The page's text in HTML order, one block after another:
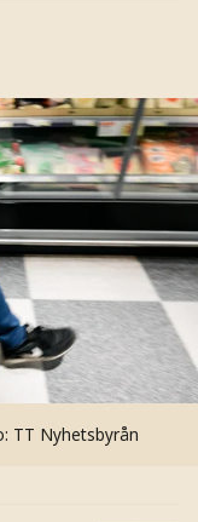
TT Nyhetsbyrån